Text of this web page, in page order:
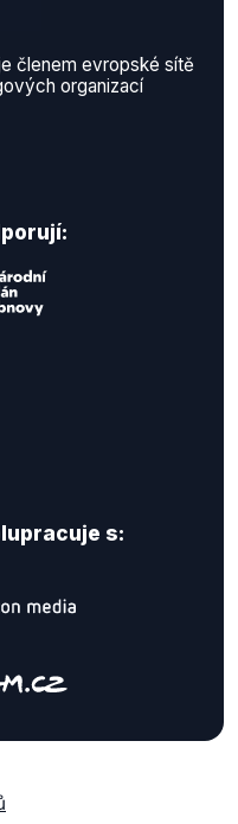
členem evropské sítě
organizací
s: